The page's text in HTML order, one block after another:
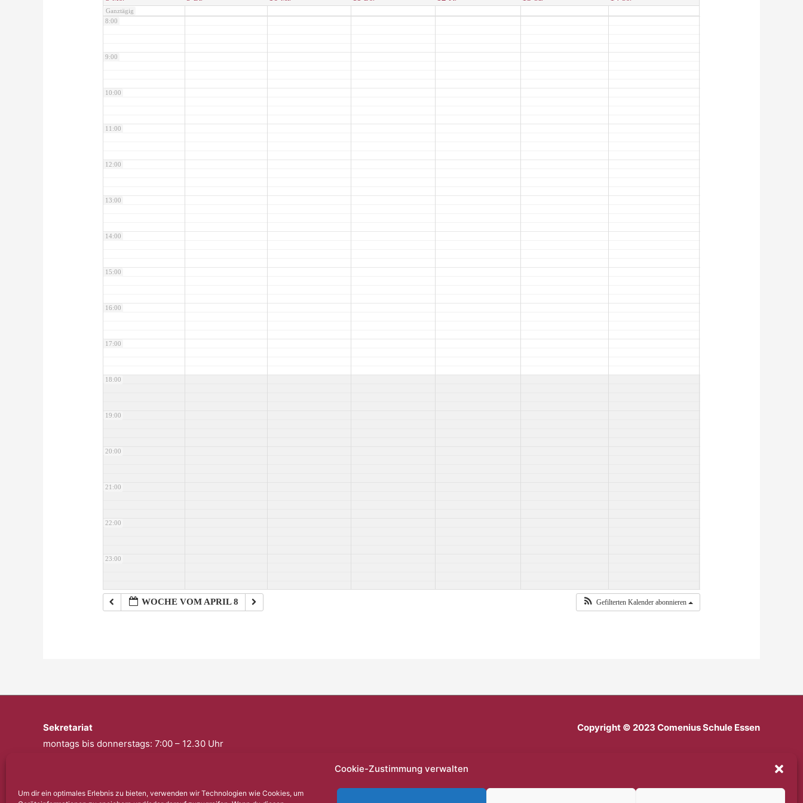
Cookie-Zustimmung verwalten
Um dir ein optimales Erlebnis zu bieten, verwenden wir Technologien wie Cookies, um
Ganztägig
8:00
9:00
10:00
11:00
12:00
13:00
14:00
15:00
16:00
17:00
18:00
19:00
20:00
21:00
22:00
23:00
WOCHE VOM APRIL 8 Gefilterten Kalender abonnieren
Sekretariat
montags bis donnerstags: 7:00 – 12.30 Uhr
Telefon: 0201 – 57 17 430
Copyright © 2023 Comenius Schule Essen
Haftungsausschluss